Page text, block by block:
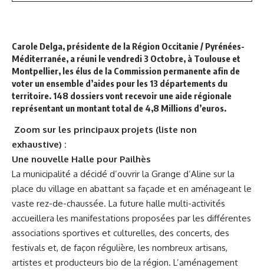
Carole Delga, présidente de la Région Occitanie / Pyrénées-
Méditerranée, a réuni le vendredi 3 Octobre, à Toulouse et
Montpellier, les élus de la Commission permanente afin de
voter un ensemble d’aides pour les 13 départements du
territoire. 148 dossiers vont recevoir une aide régionale
représentant un montant total de 4,8 Millions d’euros.
Zoom sur les principaux projets (liste non
exhaustive) :
Une nouvelle Halle pour Pailhès
La municipalité a décidé d’ouvrir la Grange d’Aline sur la
place du village en abattant sa façade et en aménageant le
vaste rez-de-chaussée. La future halle multi-activités
accueillera les manifestations proposées par les différentes
associations sportives et culturelles, des concerts, des
festivals et, de façon régulière, les nombreux artisans,
artistes et producteurs bio de la région. L’aménagement